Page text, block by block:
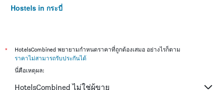
Hostels in กระบี่
Hostels in เซี่ยงไฮ้
Hostels in ไทเป
Hostels in หาดใหญ่
*
HotelsCombined พยายามกำหนดราคาที่ถูกต้องเสมอ อย่างไรก็ตาม
ราคาไม่สามารถรับประกันได้
นี่คือเหตุผล:
HotelsCombined ไม่ใช่ผู้ขาย